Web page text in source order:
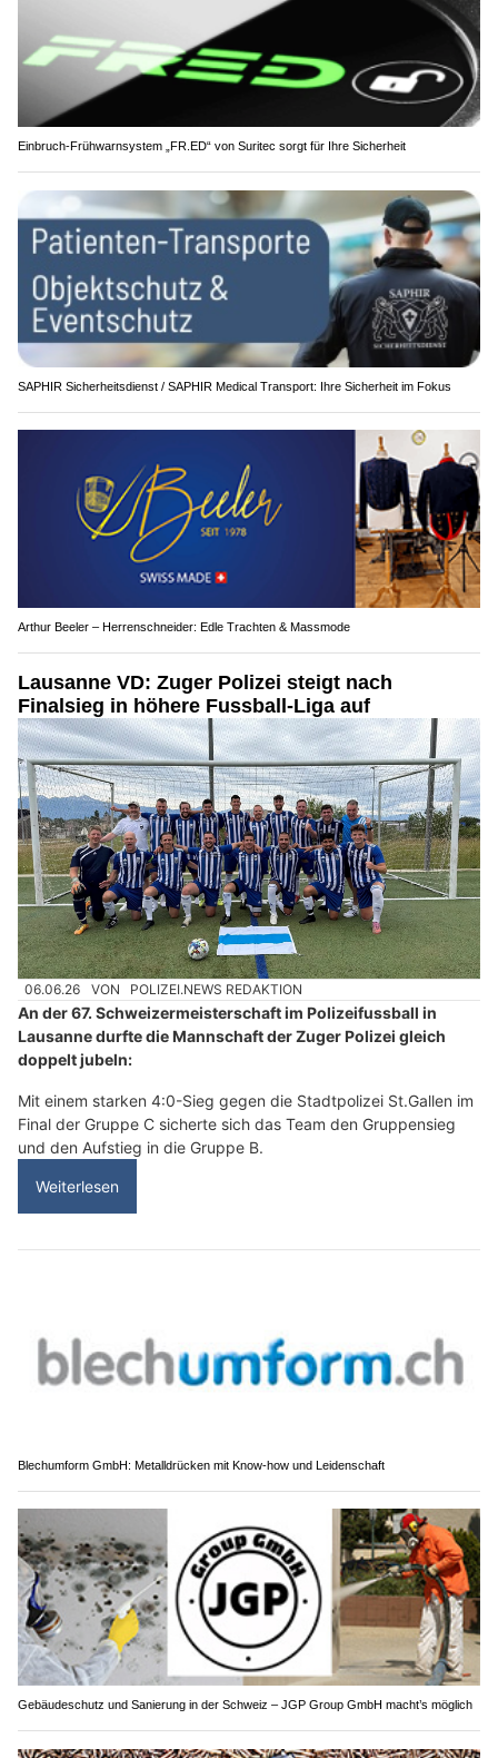
Einbruch-Frühwarnsystem „FR.ED“ von Suritec sorgt für Ihre Sicherheit
SAPHIR Sicherheitsdienst / SAPHIR Medical Transport: Ihre Sicherheit im Fokus
Arthur Beeler – Herrenschneider: Edle Trachten & Massmode
Lausanne VD: Zuger Polizei steigt nach
Finalsieg in höhere Fussball-Liga auf
06.06.26 VON POLIZEI.NEWS REDAKTION
An der 67. Schweizermeisterschaft im Polizeifussball in
Lausanne durfte die Mannschaft der Zuger Polizei gleich
doppelt jubeln:
Mit einem starken 4:0-Sieg gegen die Stadtpolizei St.Gallen im
Final der Gruppe C sicherte sich das Team den Gruppensieg
und den Aufstieg in die Gruppe B.
Weiterlesen
Blechumform GmbH: Metalldrücken mit Know-how und Leidenschaft
Gebäudeschutz und Sanierung in der Schweiz – JGP Group GmbH macht’s möglich